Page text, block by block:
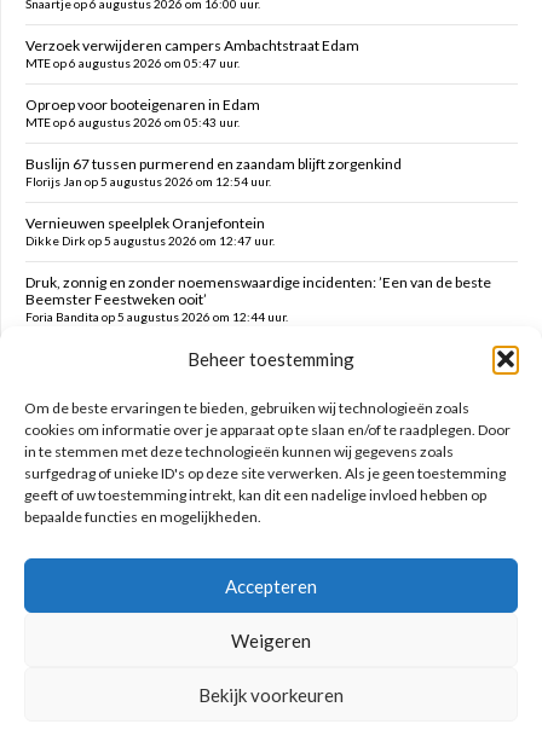
Beheer toestemming
Om de beste ervaringen te bieden, gebruiken wij technologieën zoals
cookies om informatie over je apparaat op te slaan en/of te raadplegen. Door
in te stemmen met deze technologieën kunnen wij gegevens zoals
surfgedrag of unieke ID's op deze site verwerken. Als je geen toestemming
geeft of uw toestemming intrekt, kan dit een nadelige invloed hebben op
bepaalde functies en mogelijkheden.
Accepteren
Weigeren
Bekijk voorkeuren
Snaartje op 6 augustus 2026 om 16:00 uur.
Verzoek verwijderen campers Ambachtstraat Edam
MTE op 6 augustus 2026 om 05:47 uur.
Oproep voor booteigenaren in Edam
MTE op 6 augustus 2026 om 05:43 uur.
Buslijn 67 tussen purmerend en zaandam blijft zorgenkind
Florijs Jan op 5 augustus 2026 om 12:54 uur.
Vernieuwen speelplek Oranjefontein
Dikke Dirk op 5 augustus 2026 om 12:47 uur.
Druk, zonnig en zonder noemenswaardige incidenten: ’Een van de beste
Beemster Feestweken ooit’
Foria Bandita op 5 augustus 2026 om 12:44 uur.
Feesten tot in de late uurtjes en daarna vanmorgen met milde kater o.a.
hekken kaaltrekken, doeken vouwen en terrein schoonmaken
Zoeken op deze site